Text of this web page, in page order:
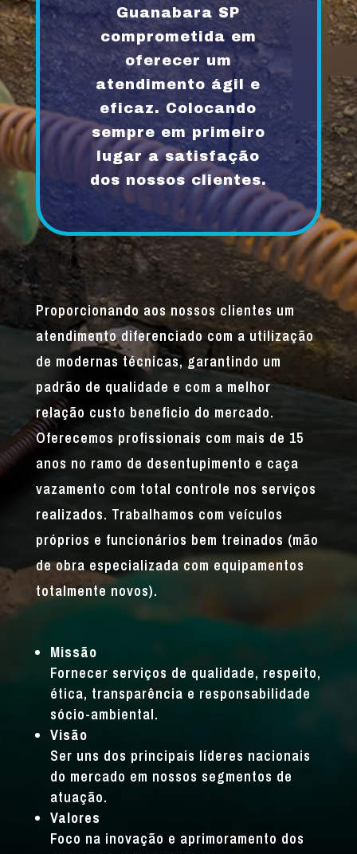
Guanabara SP
comprometida em
oferecer um
atendimento ágil e
eficaz. Colocando
sempre em primeiro
lugar a satisfação
dos nossos clientes.
Proporcionando aos nossos clientes um
atendimento diferenciado com a utilização
de modernas técnicas, garantindo um
padrão de qualidade e com a melhor
relação custo beneficio do mercado.
Oferecemos profissionais com mais de 15
anos no ramo de desentupimento e caça
vazamento com total controle nos serviços
realizados. Trabalhamos com veículos
próprios e funcionários bem treinados (mão
de obra especializada com equipamentos
totalmente novos).
Missão
Fornecer serviços de qualidade, respeito,
ética, transparência e responsabilidade
sócio-ambiental.
Visão
Ser uns dos principais líderes nacionais
do mercado em nossos segmentos de
atuação.
Valores
Foco na inovação e aprimoramento dos